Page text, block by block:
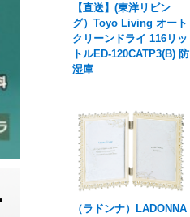
【直送】(東洋リビン
グ）Toyo Living オート
クリーンドライ 116リッ
トルED-120CATP3(B) 防
湿庫
（ラドンナ）LADONNA